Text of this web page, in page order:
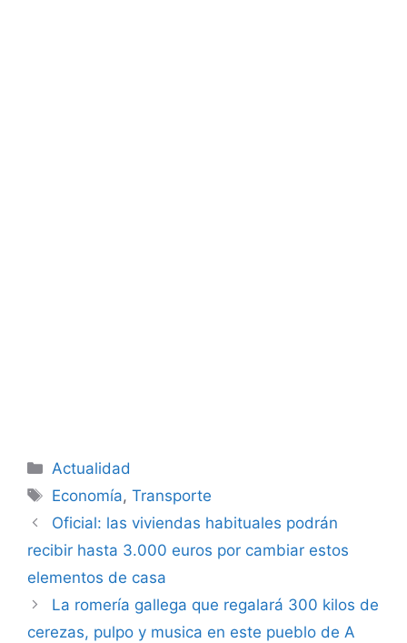
Categorías
Actualidad
Etiquetas
Economía,Transporte
Oficial: las viviendas habituales podrán
recibir hasta 3.000 euros por cambiar estos
elementos de casa
La romería gallega que regalará 300 kilos de
cerezas, pulpo y musica en este pueblo de A